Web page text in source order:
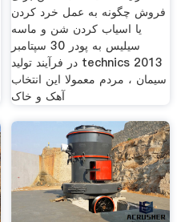
فروش ‫چگونه به عمل خرد کردن
یا اسیاب کردن شن و ماسه
سیلیس به پودر 30 سپتامبر
2013 technics در فرآیند تولید
سیمان ، مردم معمولا این انتخاب
آهک و خاک